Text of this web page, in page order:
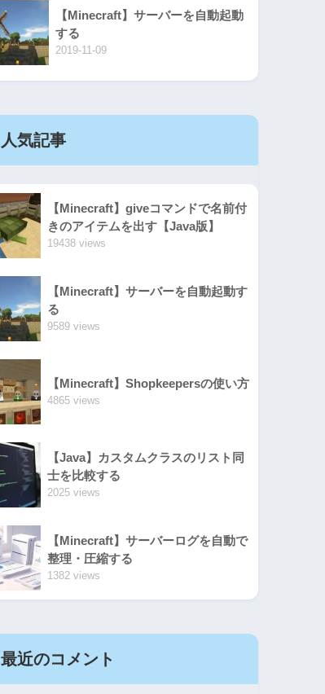
【Minecraft】サーバーを自動起動
する
2019-11-09
人気記事
【Minecraft】giveコマンドで名前付
きのアイテムを出す【Java版】
19438 views
【Minecraft】サーバーを自動起動す
る
9589 views
【Minecraft】Shopkeepersの使い方
4865 views
【Java】カスタムクラスのリスト同
士を比較する
2025 views
【Minecraft】サーバーログを自動で
整理・圧縮する
1382 views
最近のコメント